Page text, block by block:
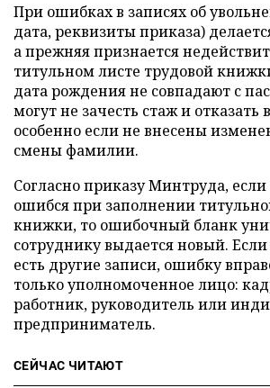
При ошибках в записях об
дата, реквизиты приказа)
а прежняя признается
титульном листе трудовой
дата рождения не совпадают с
могут не зачесть стаж и отказать
особенно если не внесены
смены фамилии.
Согласно приказу Минтруда,
ошибся при заполнении
книжки, то ошибочный бланк
сотруднику выдается новый.
есть другие записи, ошибку
только уполномоченное лицо:
работник, руководитель или
предприниматель.
СЕЙЧАС ЧИТАЮТ